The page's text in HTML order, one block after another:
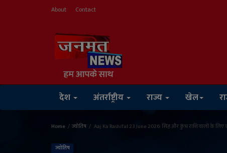
About Contact
देश अंतर्राष्ट्रीय राज्य खेल
Home ज्योतिष Aaj Ka Rashifal 23 June 2026: सिंह और कुंभ राशि वालों के लिए
ज्योतिष